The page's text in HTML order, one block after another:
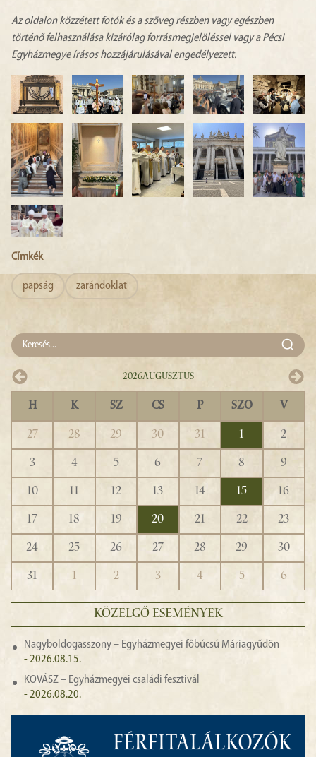
Az oldalon közzétett fotók és a szöveg részben vagy egészben
történő felhasználása kizárólag forrásmegjelöléssel vagy a Pécsi
Egyházmegye írásos hozzájárulásával engedélyezett.
Címkék
papság zarándoklat
2026Augusztus
H K SZ CS P SZO V
27 28 29 30 31 1
2
3
4 5 6 7 8
9
10
11 12 13 14 15
16
17
18 19 20 21 22
23
24
25 26 27 28 29
30
31
1 2 3 4 5 6
KÖZELGŐ ESEMÉNYEK
Nagyboldogasszony – Egyházmegyei főbúcsú Máriagyűdön
- 2026.08.15.
KOVÁSZ – Egyházmegyei családi fesztivál
- 2026.08.20.